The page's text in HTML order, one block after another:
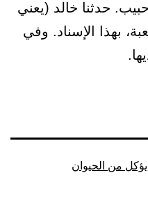
حدثنا خالد (يعني
بهذا الإسناد. وفي
يؤكل من الحيوان